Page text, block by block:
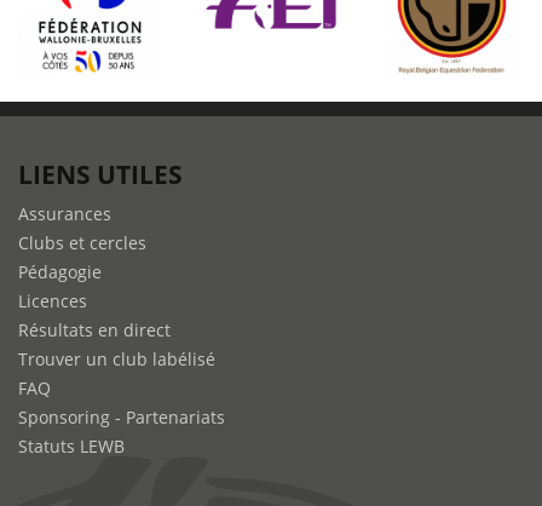
LIENS UTILES
Assurances
Clubs et cercles
Pédagogie
Licences
Résultats en direct
Trouver un club labélisé
FAQ
Sponsoring - Partenariats
Statuts LEWB